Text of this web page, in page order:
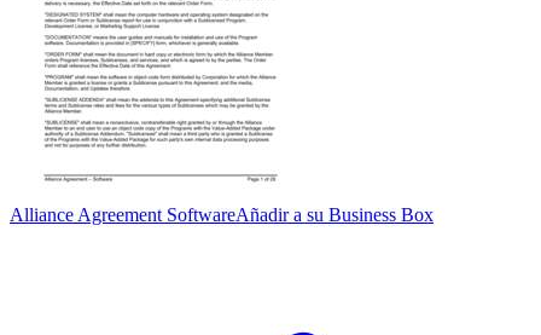
Alliance Agreement SoftwareAñadir a su Business Box